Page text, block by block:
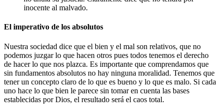
inocente al malvado.
El imperativo de los absolutos
Nuestra sociedad dice que el bien y el mal son relativos, que no
podemos juzgar lo que hacen otros pues todos tenemos el derecho
de hacer lo que nos plazca. Es importante que comprendamos que
sin fundamentos absolutos no hay ninguna moralidad. Tenemos que
tener un concepto claro de lo que es bueno y lo que es malo. Si cada
uno hace lo que bien le parece sin tomar en cuenta las bases
establecidas por Dios, el resultado será el caos total.